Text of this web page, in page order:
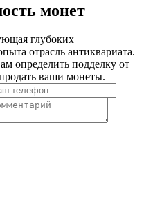
монет
глубоких
отрасль антиквариата.
определить подделку от
ваши монеты.